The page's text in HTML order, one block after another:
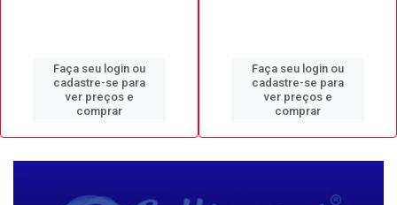
Faça seu login ou
cadastre-se para
ver preços e
comprar
Faça seu login ou
cadastre-se para
ver preços e
comprar